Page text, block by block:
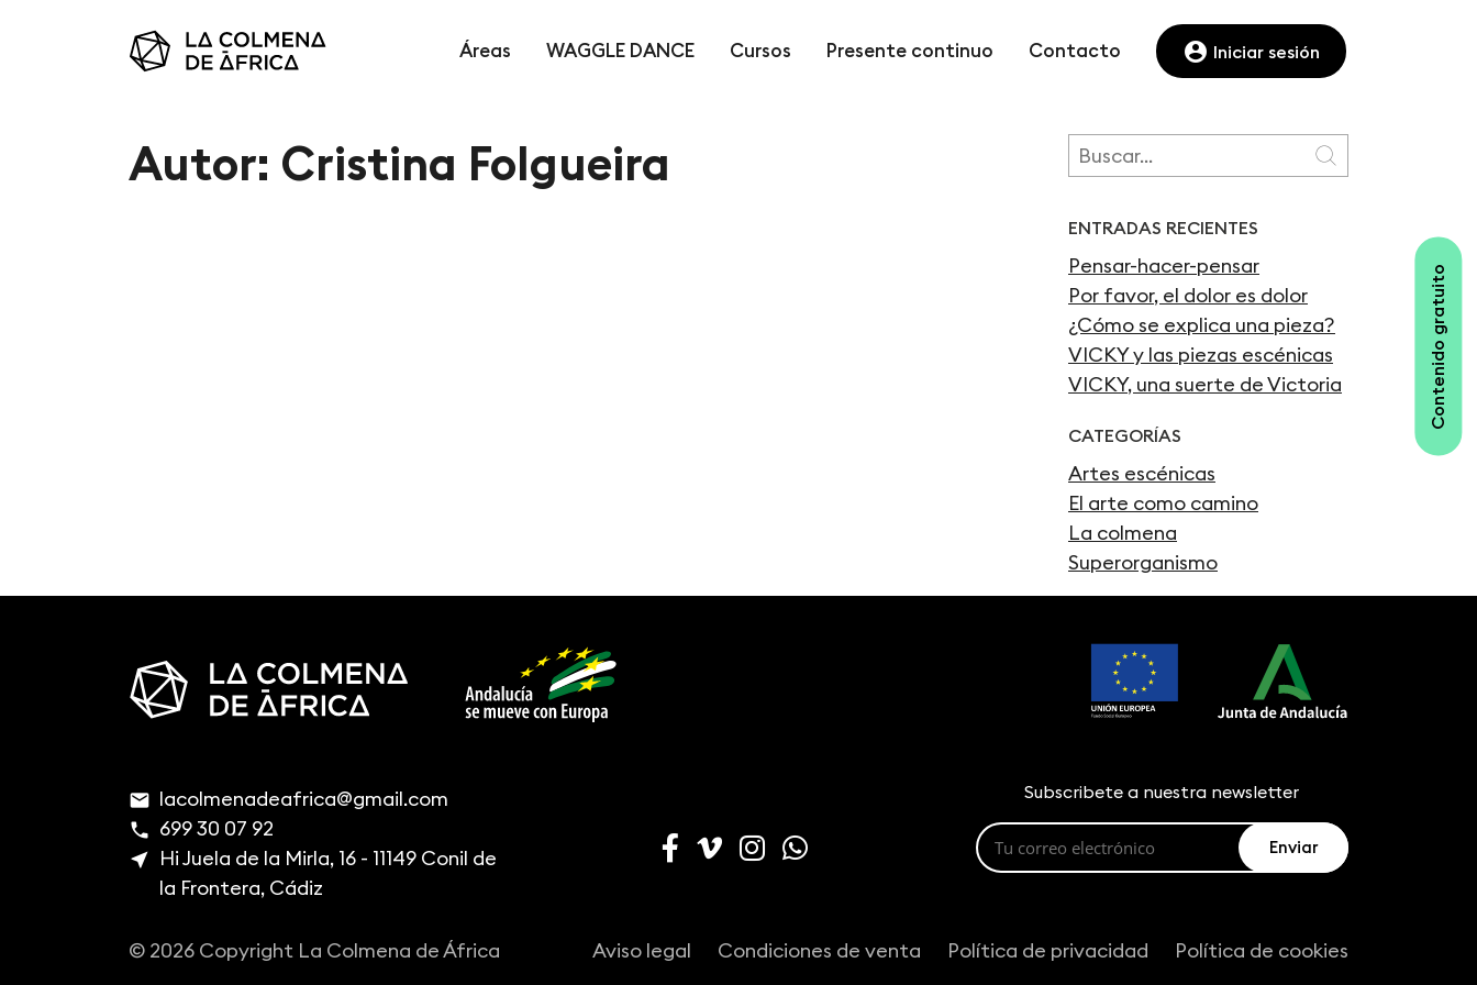
Áreas WAGGLE DANCE Cursos Presente continuo Contacto account_circle Iniciar sesión
Autor: Cristina Folgueira
ENTRADAS RECIENTES
Pensar-hacer-pensar
Por favor, el dolor es dolor
¿Cómo se explica una pieza?
VICKY y las piezas escénicas
VICKY, una suerte de Victoria
CATEGORÍAS
Artes escénicas
El arte como camino
La colmena
Superorganismo
email lacolmenadeafrica@gmail.com
phone 699 30 07 92
near_me Hi Juela de la Mirla, 16 - 11149 Conil de
la Frontera, Cádiz
Subscribete a nuestra newsletter
Aviso legal Condiciones de venta Política de privacidad Política de cookies
© 2026 Copyright La Colmena de África
Contenido gratuito